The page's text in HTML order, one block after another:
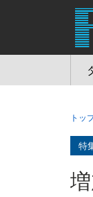
トッ
特